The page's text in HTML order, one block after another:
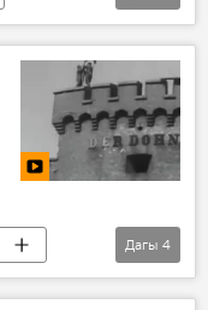
Дагы 4